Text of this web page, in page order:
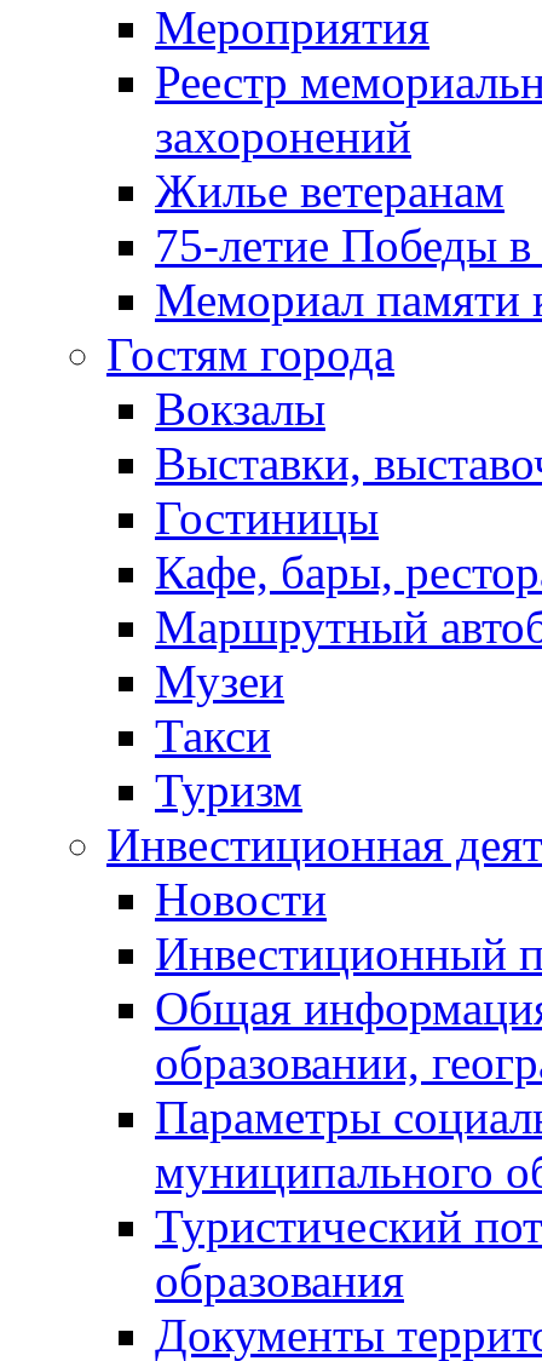
Мероприятия
Реестр
захоронений
Жилье ветеранам
75-летие Победы
Мемориал памяти
Гостям города
Вокзалы
Выставки,
Гостиницы
Кафе, бары,
Маршрутный
Музеи
Такси
Туризм
Инвестиционная
Новости
Инвестиционный
Общая
образовании,
Параметры
муниципального
Туристический
образования
Документы